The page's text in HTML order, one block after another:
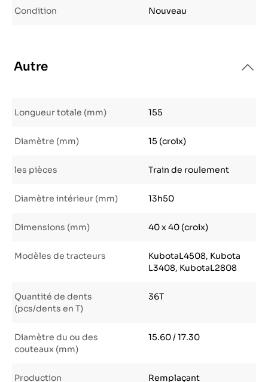
Condition Nouveau
Autre
Longueur totale (mm) 155
Diamètre (mm) 15 (croix)
les pièces Train de roulement
Diamètre intérieur (mm) 13h50
Dimensions (mm) 40 x 40 (croix)
Modèles de tracteurs
KubotaL4508, Kubota
L3408, KubotaL2808
Quantité de dents
(pcs/dents en T)
36T
Diamètre du ou des
couteaux (mm)
15.60 / 17.30
Production Remplaçant